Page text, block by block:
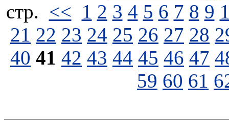
стp. << 1 2 3 4 5 6 7 8 9
21 22 23 24 25 26 27 28
40 41 42 43 44 45 46 47
59 60 61